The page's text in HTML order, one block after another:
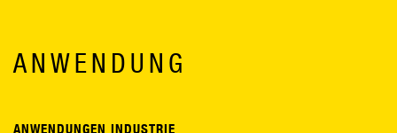
ANWENDUNG
ANWENDUNGEN INDUSTRIE